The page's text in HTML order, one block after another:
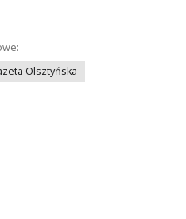
Olsztyńska